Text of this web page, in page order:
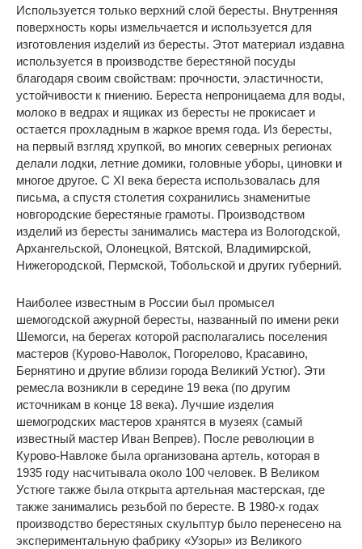
Используется только верхний слой бересты. Внутренняя
поверхность коры измельчается и используется для
изготовления изделий из бересты. Этот материал издавна
используется в производстве берестяной посуды
благодаря своим свойствам: прочности, эластичности,
устойчивости к гниению. Береста непроницаема для воды,
молоко в ведрах и ящиках из бересты не прокисает и
остается прохладным в жаркое время года. Из бересты,
на первый взгляд хрупкой, во многих северных регионах
делали лодки, летние домики, головные уборы, циновки и
многое другое. С XI века береста использовалась для
письма, а спустя столетия сохранились знаменитые
новгородские берестяные грамоты. Производством
изделий из бересты занимались мастера из Вологодской,
Архангельской, Олонецкой, Вятской, Владимирской,
Нижегородской, Пермской, Тобольской и других губерний.
Наиболее известным в России был промысел
шемогодской ажурной бересты, названный по имени реки
Шемогси, на берегах которой располагались поселения
мастеров (Курово-Наволок, Погорелово, Красавино,
Бернятино и другие вблизи города Великий Устюг). Эти
ремесла возникли в середине 19 века (по другим
источникам в конце 18 века). Лучшие изделия
шемогродских мастеров хранятся в музеях (самый
известный мастер Иван Вепрев). После революции в
Курово-Навлоке была организована артель, которая в
1935 году насчитывала около 100 человек. В Великом
Устюге также была открыта артельная мастерская, где
также занимались резьбой по бересте. В 1980-х годах
производство берестяных скульптур было перенесено на
экспериментальную фабрику «Узоры» из Великого